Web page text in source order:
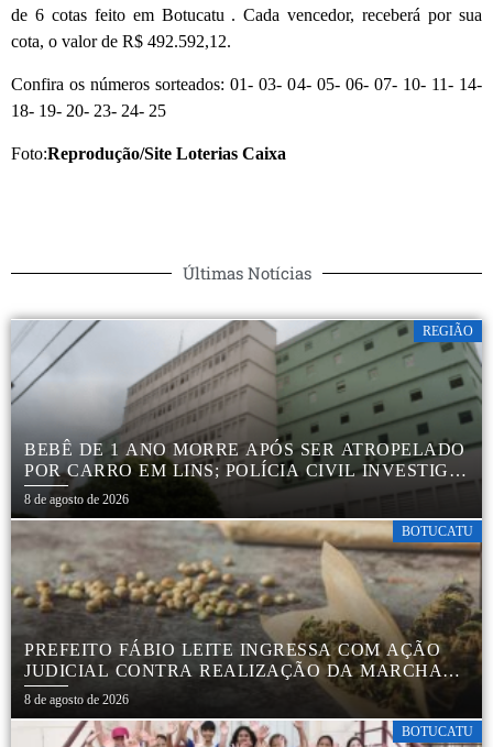
de 6 cotas feito em Botucatu . Cada vencedor, receberá por sua
cota, o valor de R$ 492.592,12.
Confira os números sorteados: 01- 03- 04- 05- 06- 07- 10- 11- 14-
18- 19- 20- 23- 24- 25
Foto:Reprodução/Site Loterias Caixa
Últimas Notícias
REGIÃO
BEBÊ DE 1 ANO MORRE APÓS SER ATROPELADO
POR CARRO EM LINS; POLÍCIA CIVIL INVESTIGA
ACIDENTE
8 de agosto de 2026
BOTUCATU
PREFEITO FÁBIO LEITE INGRESSA COM AÇÃO
JUDICIAL CONTRA REALIZAÇÃO DA MARCHA
DA MACONHA EM BOTUCATU
8 de agosto de 2026
BOTUCATU